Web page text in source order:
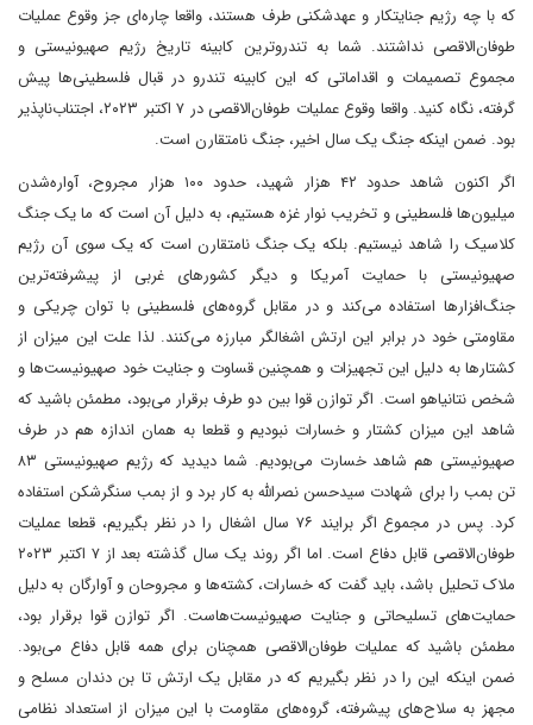
که با چه رژیم جنایتکار و عهدشکنی طرف هستند، واقعا چاره‌ای جز وقوع عملیات
طوفان‌الاقصی نداشتند. شما به تندروترین کابینه تاریخ رژیم صهیونیستی و
مجموع تصمیمات و اقداماتی که این کابینه تندرو در قبال فلسطینی‌ها پیش
گرفته، نگاه کنید. واقعا وقوع عملیات طوفان‌الاقصی در ۷ اکتبر ۲۰۲۳، اجتناب‌ناپذیر
بود. ضمن اینکه جنگ یک سال اخیر، جنگ نامتقارن است.
اگر اکنون شاهد حدود ۴۲ هزار شهید، حدود ۱۰۰ هزار مجروح، آواره‌شدن
میلیون‌ها فلسطینی و تخریب نوار غزه هستیم، به دلیل آن است که ما یک جنگ
کلاسیک را شاهد نیستیم. بلکه یک جنگ نامتقارن است که یک سوی آن رژیم
صهیونیستی با حمایت آمریکا و دیگر کشورهای غربی از پیشرفته‌ترین
جنگ‌افزارها استفاده می‌کند و در مقابل گروه‌های فلسطینی با توان چریکی و
مقاومتی خود در برابر این ارتش اشغالگر مبارزه می‌کنند. لذا علت این میزان از
کشتارها به دلیل این تجهیزات و همچنین قساوت و جنایت خود صهیونیست‌ها و
شخص نتانیاهو است. اگر توازن قوا بین دو طرف برقرار می‌بود، مطمئن باشید که
شاهد این میزان کشتار و خسارات نبودیم و قطعا به همان اندازه هم در طرف
صهیونیستی هم شاهد خسارت می‌بودیم. شما دیدید که رژیم صهیونیستی ۸۳
تن بمب را برای شهادت سیدحسن نصرالله به کار برد و از بمب سنگرشکن استفاده
کرد. پس در مجموع اگر برایند ۷۶ سال اشغال را در نظر بگیریم، قطعا عملیات
طوفان‌الاقصی قابل دفاع است. اما اگر روند یک سال گذشته بعد از ۷ اکتبر ۲۰۲۳
ملاک تحلیل باشد، باید گفت که خسارات، کشته‌ها و مجروحان و آوارگان به دلیل
حمایت‌های تسلیحاتی و جنایت صهیونیست‌هاست. اگر توازن قوا برقرار بود،
مطمئن باشید که عملیات طوفان‌الاقصی همچنان برای همه قابل دفاع می‌بود.
ضمن اینکه این را در نظر بگیریم که در مقابل یک ارتش تا بن دندان مسلح و
مجهز به سلاح‌های پیشرفته، گروه‌های مقاومت با این میزان از استعداد نظامی